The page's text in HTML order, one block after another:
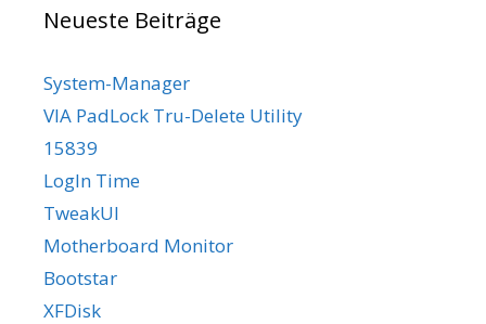
Neueste Beiträge
System-Manager
VIA PadLock Tru-Delete Utility
15839
LogIn Time
TweakUI
Motherboard Monitor
Bootstar
XFDisk